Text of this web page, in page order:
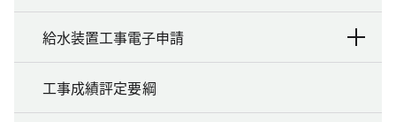
給水装置工事電子申請
工事成績評定要綱